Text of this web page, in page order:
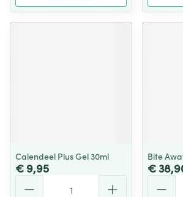
Calendeel Plus Gel 30ml
€ 9,95
Bite
€